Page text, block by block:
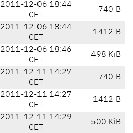
2011-12-06 18:44
CET
740 B
2011-12-06 18:44
CET
1412 B
2011-12-06 18:46
CET
498 KiB
2011-12-11 14:27
CET
740 B
2011-12-11 14:27
CET
1412 B
2011-12-11 14:29
CET
500 KiB